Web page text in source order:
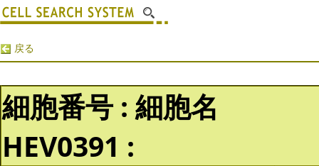
戻る
細胞番号 : 細胞名
HEV0391 :